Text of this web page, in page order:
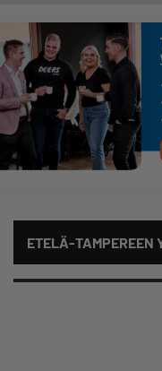
ETELÄ-TAMPEREEN
Suodata